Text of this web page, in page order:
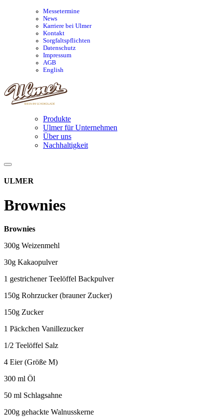
Messetermine
News
Karriere bei Ulmer
Kontakt
Sorgfaltspflichten
Datenschutz
Impressum
AGB
English
Produkte
Ulmer für Unternehmen
Über uns
Nachhaltigkeit
ULMER
Brownies
Brownies
300g Weizenmehl
30g Kakaopulver
1 gestrichener Teelöffel Backpulver
150g Rohrzucker (brauner Zucker)
150g Zucker
1 Päckchen Vanillezucker
1/2 Teelöffel Salz
4 Eier (Größe M)
300 ml Öl
50 ml Schlagsahne
200g gehackte Walnusskerne